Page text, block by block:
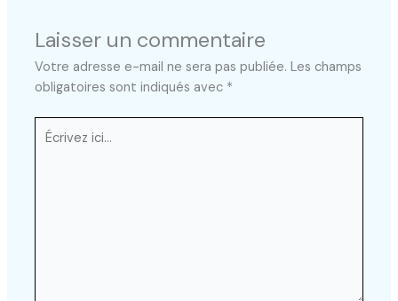
Laisser un commentaire
Votre adresse e-mail ne sera pas publiée. Les champs
obligatoires sont indiqués avec *
Écrivez
ici…